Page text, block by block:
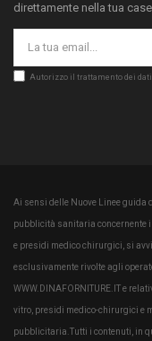
direttamente nella tua
Autorizzo il trattamento dei dati
Ai sensi delle Nuove Linee guida
pubblicità sanitaria concernente
e presidi medico chirurgici, si
esclusivamente rivolte agli
WWW.DINAFORNITURE.IT e
vitro, presidi medico-chirurgici e
pubblicitaria.Tutti i contenuti, in